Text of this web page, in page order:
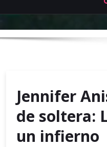
Jennifer
de soltera:
un infierno